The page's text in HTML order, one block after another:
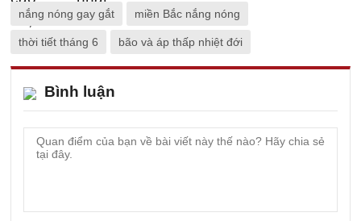
nắng nóng gay gắt miền Bắc nắng nóng
thời tiết tháng 6 bão và áp thấp nhiệt đới
Bình luận